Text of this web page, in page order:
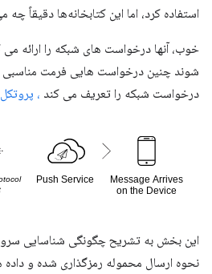
استفاده کرد، اما این کتابخانه‌ها دقیقاً چه
خوب، آنها درخواست های شبکه را ارائه
شوند چنین درخواست هایی فرمت مناسبی
درخواست شبکه را تعریف می کند ، پروتکل Web Push
این بخش به تشریح چگونگی شناسایی سرور
نحوه ارسال محموله رمزگذاری شده و داده